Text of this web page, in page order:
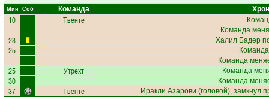
Мин Соб Команда
10 Твенте
Команда
23 Халил Бадер
25
Команда
25 Утрехт Команда
30 Команда
37 Твенте Иракли Азарови (головой), замкнул